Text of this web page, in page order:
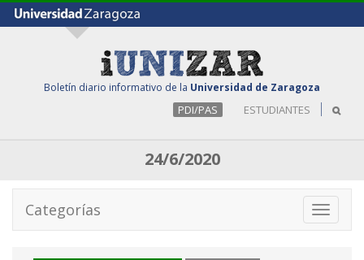
Boletín diario informativo de la Universidad de Zaragoza
PDI/PAS ESTUDIANTES
24/6/2020
Toggle
Categorías